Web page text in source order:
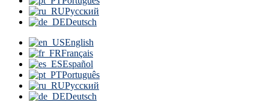
Русский
Deutsch
English
Français
Español
Português
Русский
Deutsch